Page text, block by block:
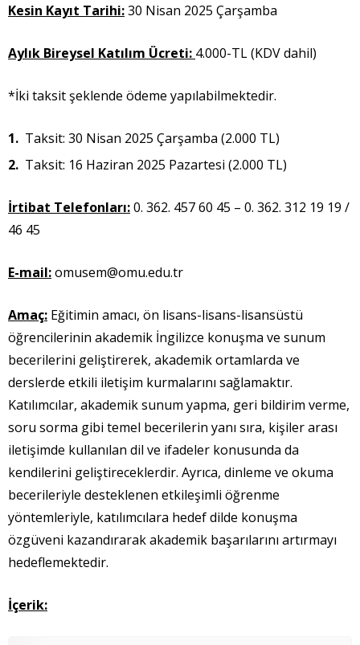
Kesin Kayıt Tarihi:30 Nisan 2025 Çarşamba
Aylık Bireysel Katılım Ücreti: 4.000-TL (KDV dahil)
*İki taksit şeklende ödeme yapılabilmektedir.
Taksit: 30 Nisan 2025 Çarşamba (2.000 TL)
Taksit: 16 Haziran 2025 Pazartesi (2.000 TL)
İrtibat Telefonları:0. 362. 457 60 45 – 0. 362. 312 19 19 /
46 45
E-mail:omusem@omu.edu.tr
Amaç: Eğitimin amacı, ön lisans-lisans-lisansüstü
öğrencilerinin akademik İngilizce konuşma ve sunum
becerilerini geliştirerek, akademik ortamlarda ve
derslerde etkili iletişim kurmalarını sağlamaktır.
Katılımcılar, akademik sunum yapma, geri bildirim verme,
soru sorma gibi temel becerilerin yanı sıra, kişiler arası
iletişimde kullanılan dil ve ifadeler konusunda da
kendilerini geliştireceklerdir. Ayrıca, dinleme ve okuma
becerileriyle desteklenen etkileşimli öğrenme
yöntemleriyle, katılımcılara hedef dilde konuşma
özgüveni kazandırarak akademik başarılarını artırmayı
hedeflemektedir.
İçerik: